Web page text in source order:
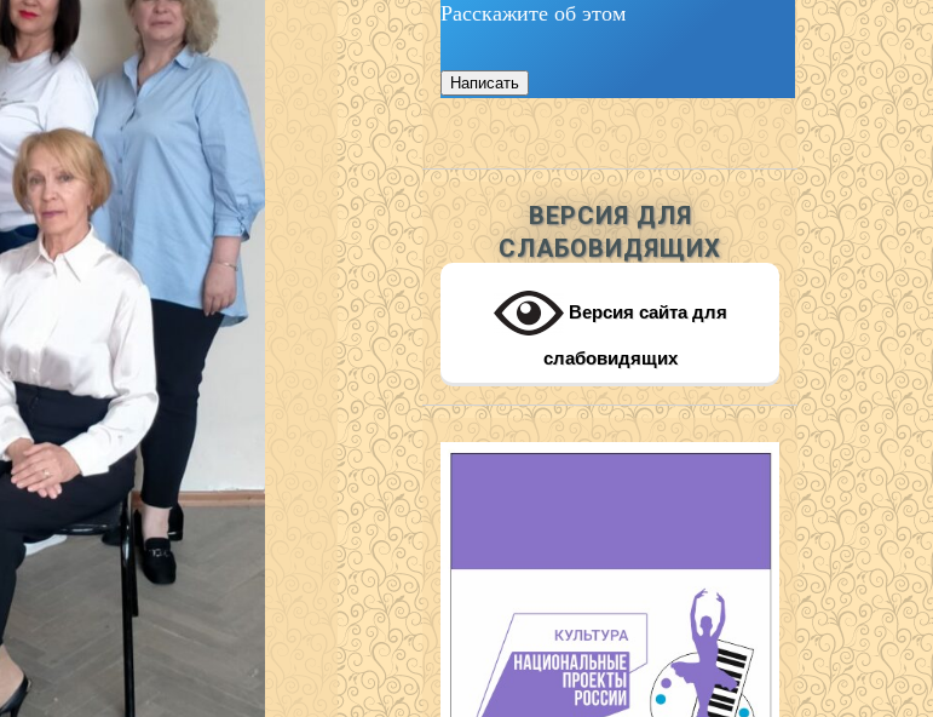
Расскажите об этом
Написать
ВЕРСИЯ ДЛЯ
СЛАБОВИДЯЩИХ
Версия сайта для
слабовидящих